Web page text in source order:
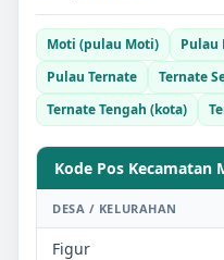
Moti (pulau Moti) Pulau
Pulau Ternate
Ternate
Ternate Tengah (kota)
Kode Pos Kecamatan
DESA / KELURAHAN
Figur